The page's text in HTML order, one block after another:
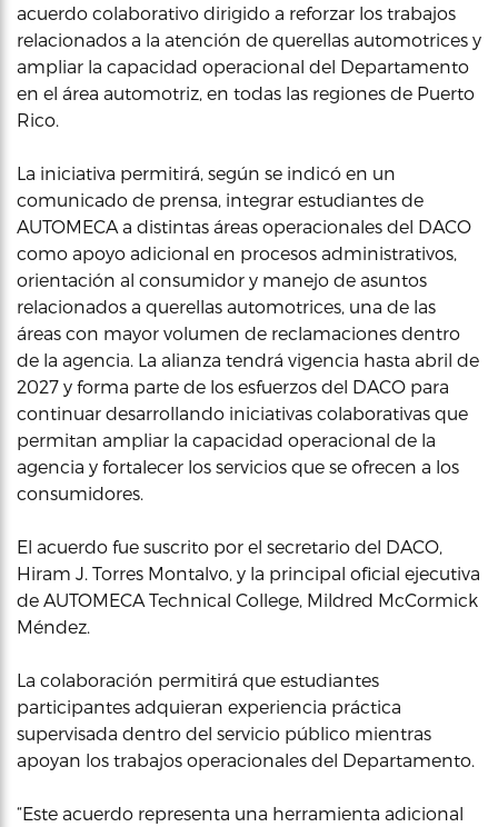
acuerdo colaborativo dirigido a reforzar los trabajos
relacionados a la atención de querellas automotrices y
ampliar la capacidad operacional del Departamento
en el área automotriz, en todas las regiones de Puerto
Rico.
La iniciativa permitirá, según se indicó en un
comunicado de prensa, integrar estudiantes de
AUTOMECA a distintas áreas operacionales del DACO
como apoyo adicional en procesos administrativos,
orientación al consumidor y manejo de asuntos
relacionados a querellas automotrices, una de las
áreas con mayor volumen de reclamaciones dentro
de la agencia. La alianza tendrá vigencia hasta abril de
2027 y forma parte de los esfuerzos del DACO para
continuar desarrollando iniciativas colaborativas que
permitan ampliar la capacidad operacional de la
agencia y fortalecer los servicios que se ofrecen a los
consumidores.
El acuerdo fue suscrito por el secretario del DACO,
Hiram J. Torres Montalvo, y la principal oficial ejecutiva
de AUTOMECA Technical College, Mildred McCormick
Méndez.
La colaboración permitirá que estudiantes
participantes adquieran experiencia práctica
supervisada dentro del servicio público mientras
apoyan los trabajos operacionales del Departamento.
“Este acuerdo representa una herramienta adicional